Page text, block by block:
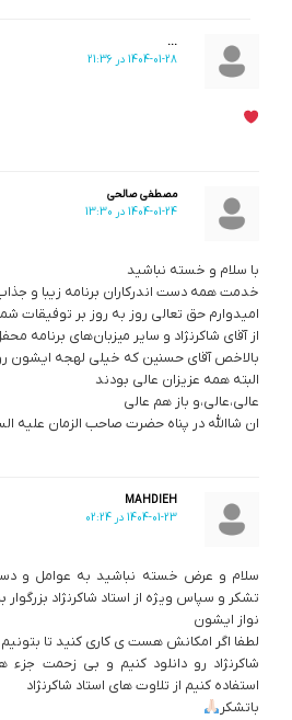
...
1404-01-28 در 21:36
مصطفی صالحی
1404-01-24 در 13:30
با سلام و خسته نباشید
خدمت همه دست اندرکاران برنامه زیبا و
امیدوارم حق تعالی روز به روز بر توفیقات شما
از آقای شاکرنژاد و سایر میزبان‌های برنامه
بالاخص آقای حسنین که خیلی لهجه ایشون
البته همه عزیزان عالی بودند
عالی،عالی،و باز هم عالی
ان شاالله در پناه حضرت صاحب الزمان علیه
MAHDIEH
1404-01-23 در 02:24
سلام و عرض خسته نباشید به عوامل و
تشکر و سپاس ویژه از استاد شاکرنژاد
نواز ایشون
لطفا اگر امکانش هست ی کاری کنید تا
شاکرنژاد رو دانلود کنیم و بی زحمت جزء
استفاده کنیم از تلاوت های استاد شاکرنژاد
باتشکر